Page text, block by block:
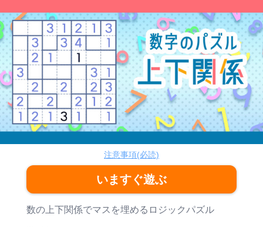
パズル
注意事項(必読)
いますぐ遊ぶ
ゲーム紹介
数の上下関係でマスを埋めるロジックパズル